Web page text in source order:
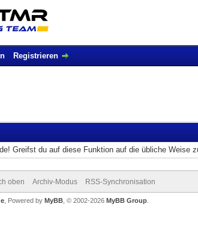
Registrieren
Greifst du auf diese Funktion auf die übliche Weise
oben Archiv-Modus RSS-Synchronisation
, Powered by MyBB, © 2002-2026 MyBB Group.